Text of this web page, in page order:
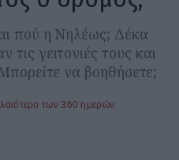
πού η Νηλέως; Δέκα
τις γειτονιές τους και
να βοηθήσετε;
των 360 ημερών